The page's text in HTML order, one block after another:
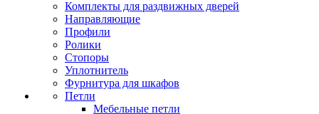
Комплекты для раздвижных дверей
Направляющие
Профили
Ролики
Стопоры
Уплотнитель
Фурнитура для шкафов
Петли
Мебельные петли